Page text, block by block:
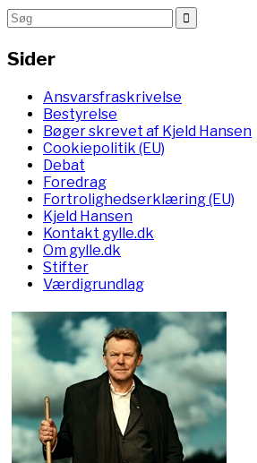
Sider
Ansvarsfraskrivelse
Bestyrelse
Bøger skrevet af Kjeld Hansen
Cookiepolitik (EU)
Debat
Foredrag
Fortrolighedserklæring (EU)
Kjeld Hansen
Kontakt gylle.dk
Om gylle.dk
Stifter
Værdigrundlag